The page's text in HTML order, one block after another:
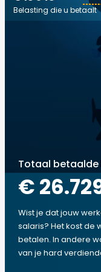
Belasting die u betaalt
Totaal
€
Wist je dat jouw
salaris? Het kost de
betalen. In andere
van je hard